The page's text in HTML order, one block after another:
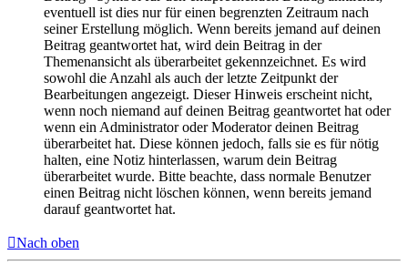
eventuell ist dies nur für einen begrenzten Zeitraum nach
seiner Erstellung möglich. Wenn bereits jemand auf deinen
Beitrag geantwortet hat, wird dein Beitrag in der
Themenansicht als überarbeitet gekennzeichnet. Es wird
sowohl die Anzahl als auch der letzte Zeitpunkt der
Bearbeitungen angezeigt. Dieser Hinweis erscheint nicht,
wenn noch niemand auf deinen Beitrag geantwortet hat oder
wenn ein Administrator oder Moderator deinen Beitrag
überarbeitet hat. Diese können jedoch, falls sie es für nötig
halten, eine Notiz hinterlassen, warum dein Beitrag
überarbeitet wurde. Bitte beachte, dass normale Benutzer
einen Beitrag nicht löschen können, wenn bereits jemand
darauf geantwortet hat.
Nach oben